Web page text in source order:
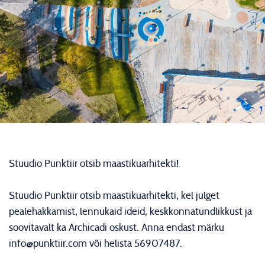
Stuudio Punktiir otsib maastikuarhitekti!
Stuudio Punktiir otsib maastikuarhitekti, kel julget
pealehakkamist, lennukaid ideid, keskkonnatundlikkust ja
soovitavalt ka Archicadi oskust. Anna endast märku
info@punktiir.com või helista 56907487.